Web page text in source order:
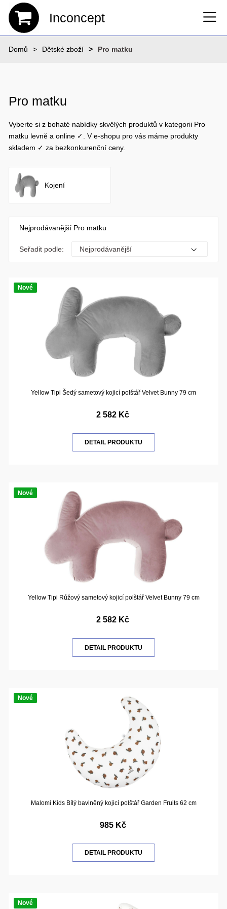
Inconcept
Domů Dětské zboží Pro matku
Pro matku
Vyberte si z bohaté nabídky skvělých produktů v kategorii Pro
matku levně a online ✓. V e-shopu pro vás máme produkty
skladem ✓ za bezkonkurenční ceny.
Kojení
Nejprodávanější Pro matku
Seřadit podle:
Nové
Yellow Tipi Šedý sametový kojicí polštář Velvet Bunny 79 cm
2 582 Kč
DETAIL PRODUKTU
Nové
Yellow Tipi Růžový sametový kojicí polštář Velvet Bunny 79 cm
2 582 Kč
DETAIL PRODUKTU
Nové
Malomi Kids Bílý bavlněný kojicí polštář Garden Fruits 62 cm
985 Kč
DETAIL PRODUKTU
Nové